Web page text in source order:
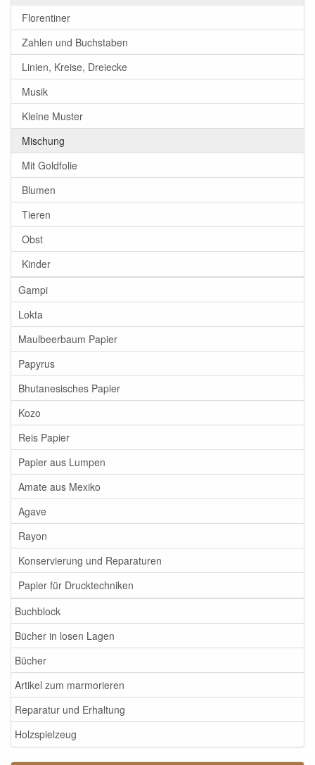
Florentiner
Zahlen und Buchstaben
Linien, Kreise, Dreiecke
Musik
Kleine Muster
Mischung
Mit Goldfolie
Blumen
Tieren
Obst
Kinder
Gampi
Lokta
Maulbeerbaum Papier
Papyrus
Bhutanesisches Papier
Kozo
Reis Papier
Papier aus Lumpen
Amate aus Mexiko
Agave
Rayon
Konservierung und Reparaturen
Papier für Drucktechniken
Buchblock
Bücher in losen Lagen
Bücher
Artikel zum marmorieren
Reparatur und Erhaltung
Holzspielzeug